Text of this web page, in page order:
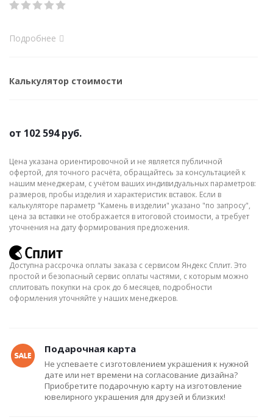
Подробнее
Калькулятор стоимости
от 102 594 руб.
Цена указана ориентировочной и не является публичной
офертой, для точного расчёта, обращайтесь за консультацией к
нашим менеджерам, с учётом ваших индивидуальных параметров:
размеров, пробы изделия и характеристик вставок. Если в
калькуляторе параметр "Камень в изделии" указано "по запросу",
цена за вставки не отображается в итоговой стоимости, а требует
уточнения на дату формирования предложения.
Доступна рассрочка оплаты заказа с сервисом Яндекс Сплит. Это
простой и безопасный сервис оплаты частями, с которым можно
сплитовать покупки на срок до 6 месяцев, подробности
оформления уточняйте у наших менеджеров.
Подарочная карта
Не успеваете с изготовлением украшения к нужной
дате или нет времени на согласование дизайна?
Приобретите подарочную карту на изготовление
ювелирного украшения для друзей и близких!